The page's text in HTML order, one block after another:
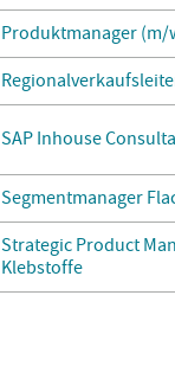
Produktmanager
SAP Inhouse
Segmentmanager
Strategic Product
Klebstoffe